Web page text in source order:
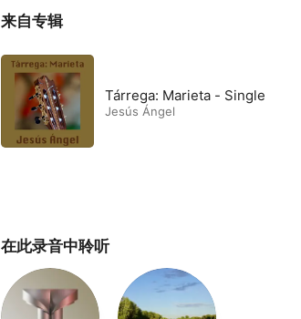
来自专辑
Tárrega: Marieta - Single
Jesús Ángel
在此录音中聆听